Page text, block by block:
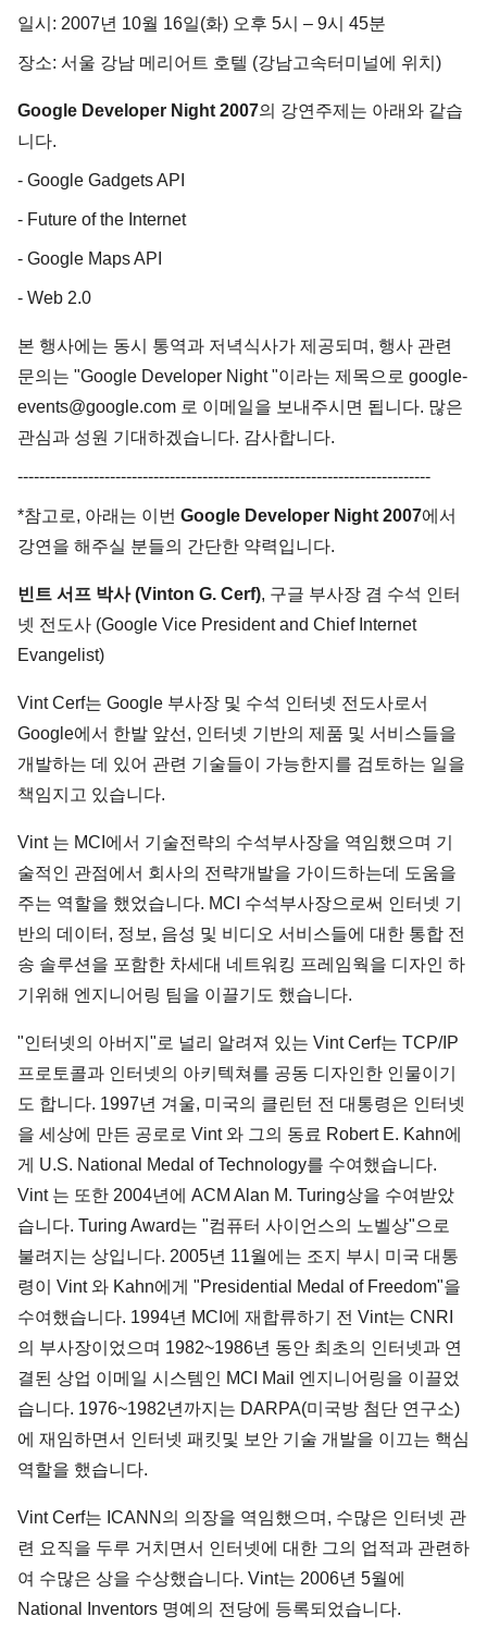
일시: 2007년 10월 16일(화) 오후 5시 – 9시 45분
장소: 서울 강남 메리어트 호텔 (강남고속터미널에 위치)
Google Developer Night 2007의 강연주제는 아래와 같습
니다.
- Google Gadgets API
- Future of the Internet
- Google Maps API
- Web 2.0
본 행사에는 동시 통역과 저녁식사가 제공되며, 행사 관련
문의는 "Google Developer Night "이라는 제목으로 google-
events@google.com 로 이메일을 보내주시면 됩니다. 많은
관심과 성원 기대하겠습니다. 감사합니다.
----------------------------------------------------------------------------
*참고로, 아래는 이번 Google Developer Night 2007에서
강연을 해주실 분들의 간단한 약력입니다.
빈트 서프 박사 (Vinton G. Cerf), 구글 부사장 겸 수석 인터
넷 전도사 (Google Vice President and Chief Internet
Evangelist)
Vint Cerf는 Google 부사장 및 수석 인터넷 전도사로서
Google에서 한발 앞선, 인터넷 기반의 제품 및 서비스들을
개발하는 데 있어 관련 기술들이 가능한지를 검토하는 일을
책임지고 있습니다.
Vint 는 MCI에서 기술전략의 수석부사장을 역임했으며 기
술적인 관점에서 회사의 전략개발을 가이드하는데 도움을
주는 역할을 했었습니다. MCI 수석부사장으로써 인터넷 기
반의 데이터, 정보, 음성 및 비디오 서비스들에 대한 통합 전
송 솔루션을 포함한 차세대 네트워킹 프레임웍을 디자인 하
기위해 엔지니어링 팀을 이끌기도 했습니다.
"인터넷의 아버지"로 널리 알려져 있는 Vint Cerf는 TCP/IP
프로토콜과 인터넷의 아키텍쳐를 공동 디자인한 인물이기
도 합니다. 1997년 겨울, 미국의 클린턴 전 대통령은 인터넷
을 세상에 만든 공로로 Vint 와 그의 동료 Robert E. Kahn에
게 U.S. National Medal of Technology를 수여했습니다.
Vint 는 또한 2004년에 ACM Alan M. Turing상을 수여받았
습니다. Turing Award는 "컴퓨터 사이언스의 노벨상"으로
불려지는 상입니다. 2005년 11월에는 조지 부시 미국 대통
령이 Vint 와 Kahn에게 "Presidential Medal of Freedom"을
수여했습니다. 1994년 MCI에 재합류하기 전 Vint는 CNRI
의 부사장이었으며 1982~1986년 동안 최초의 인터넷과 연
결된 상업 이메일 시스템인 MCI Mail 엔지니어링을 이끌었
습니다. 1976~1982년까지는 DARPA(미국방 첨단 연구소)
에 재임하면서 인터넷 패킷및 보안 기술 개발을 이끄는 핵심
역할을 했습니다.
Vint Cerf는 ICANN의 의장을 역임했으며, 수많은 인터넷 관
련 요직을 두루 거치면서 인터넷에 대한 그의 업적과 관련하
여 수많은 상을 수상했습니다. Vint는 2006년 5월에
National Inventors 명예의 전당에 등록되었습니다.